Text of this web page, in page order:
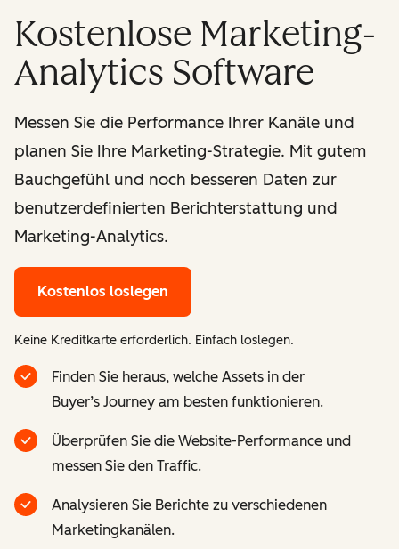
Kostenlose Marketing-
Analytics Software
Messen Sie die Performance Ihrer Kanäle und
planen Sie Ihre Marketing-Strategie. Mit gutem
Bauchgefühl und noch besseren Daten zur
benutzerdefinierten Berichterstattung und
Marketing-Analytics.
Kostenlos loslegen
Keine Kreditkarte erforderlich. Einfach loslegen.
Finden Sie heraus, welche Assets in der
Buyer’s Journey am besten funktionieren.
Überprüfen Sie die Website-Performance und
messen Sie den Traffic.
Analysieren Sie Berichte zu verschiedenen
Marketingkanälen.